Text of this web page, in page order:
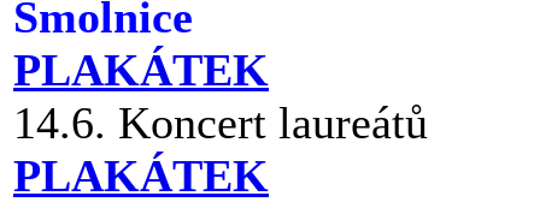
Smolnice
PLAKÁTEK
14.6. Koncert laureátů
PLAKÁTEK